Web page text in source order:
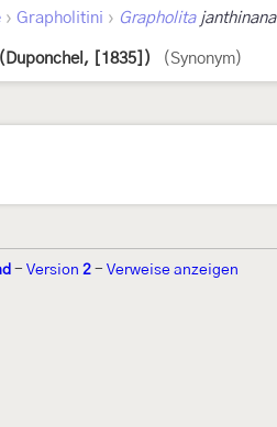
› Grapholitini › Grapholitajanthinana
(Duponchel, [1835]) (Synonym)
- Version 2 - Verweise anzeigen